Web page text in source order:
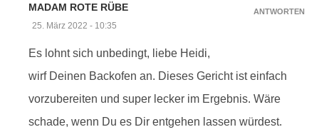
MADAM ROTE RÜBE
25. März 2022 - 10:35
Es lohnt sich unbedingt, liebe Heidi,
wirf Deinen Backofen an. Dieses Gericht ist einfach
vorzubereiten und super lecker im Ergebnis. Wäre
schade, wenn Du es Dir entgehen lassen würdest.
ANTWORTEN